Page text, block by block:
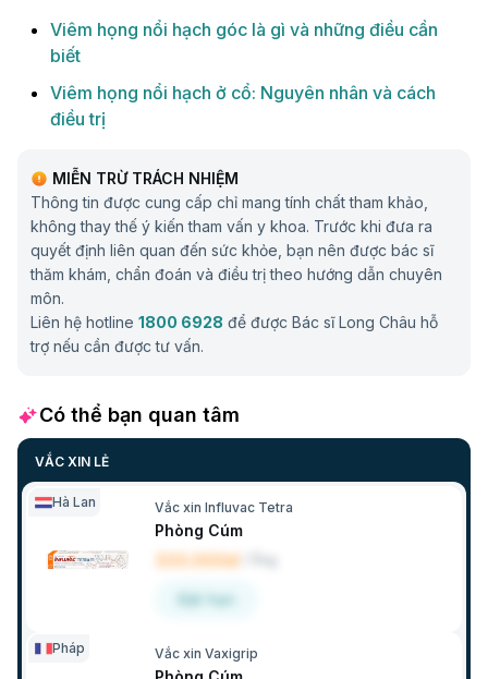
Viêm họng nổi hạch góc là gì và những điều cần
biết
Viêm họng nổi hạch ở cổ: Nguyên nhân và cách
điều trị
MIỄN TRỪ TRÁCH NHIỆM
Thông tin được cung cấp chỉ mang tính chất tham khảo,
không thay thế ý kiến tham vấn y khoa. Trước khi đưa ra
quyết định liên quan đến sức khỏe, bạn nên được bác sĩ
thăm khám, chẩn đoán và điều trị theo hướng dẫn chuyên
môn.
Liên hệ hotline 1800 6928 để được Bác sĩ Long Châu hỗ
trợ nếu cần được tư vấn.
Có thể bạn quan tâm
VẮC XIN LẺ
Hà Lan Vắc xin Influvac Tetra
Phòng Cúm
333.000đ
Đặt hẹn
Pháp Vắc xin Vaxigrip